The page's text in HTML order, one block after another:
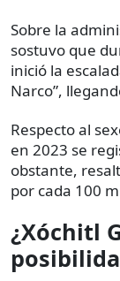
Sobre la
sostuvo que
inició la
Narco”,
Respecto al
en 2023 se
obstante,
por cada 100
¿Xóchitl